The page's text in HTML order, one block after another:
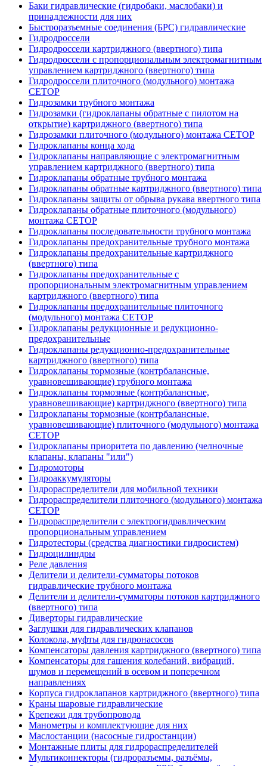
Баки гидравлические (гидробаки, маслобаки) и
принадлежности для них
Быстроразъемные соединения (БРС) гидравлические
Гидродроссели
Гидродроссели картриджного (ввертного) типа
Гидродроссели с пропорциональным электромагнитным
управлением картриджного (ввертного) типа
Гидродроссели плиточного (модульного) монтажа
CETOP
Гидрозамки трубного монтажа
Гидрозамки (гидроклапаны обратные с пилотом на
открытие) картриджного (ввертного) типа
Гидрозамки плиточного (модульного) монтажа CETOP
Гидроклапаны конца хода
Гидроклапаны направляющие с электромагнитным
управлением картриджного (ввертного) типа
Гидроклапаны обратные трубного монтажа
Гидроклапаны обратные картриджного (ввертного) типа
Гидроклапаны защиты от обрыва рукава ввертного типа
Гидроклапаны обратные плиточного (модульного)
монтажа CETOP
Гидроклапаны последовательности трубного монтажа
Гидроклапаны предохранительные трубного монтажа
Гидроклапаны предохранительные картриджного
(ввертного) типа
Гидроклапаны предохранительные с
пропорциональным электромагнитным управлением
картриджного (ввертного) типа
Гидроклапаны предохранительные плиточного
(модульного) монтажа CETOP
Гидроклапаны редукционные и редукционно-
предохранительные
Гидроклапаны редукционно-предохранительные
картриджного (ввертного) типа
Гидроклапаны тормозные (контрбалансные,
уравновешивающие) трубного монтажа
Гидроклапаны тормозные (контрбалансные,
уравновешивающие) картриджного (ввертного) типа
Гидроклапаны тормозные (контрбалансные,
уравновешивающие) плиточного (модульного) монтажа
CETOP
Гидроклапаны приоритета по давлению (челночные
клапаны, клапаны "или")
Гидромоторы
Гидроаккумуляторы
Гидрораспределители для мобильной техники
Гидрораспределители плиточного (модульного) монтажа
СЕТОР
Гидрораспределители с электрогидравлическим
пропорциональным управлением
Гидротесторы (средства диагностики гидросистем)
Гидроцилиндры
Реле давления
Делители и делители-сумматоры потоков
гидравлические трубного монтажа
Делители и делители-сумматоры потоков картриджного
(ввертного) типа
Диверторы гидравлические
Заглушки для гидравлических клапанов
Колокола, муфты для гидронасосов
Компенсаторы давления картриджного (ввертного) типа
Компенсаторы для гашения колебаний, вибраций,
шумов и перемещений в осевом и поперечном
направлениях
Корпуса гидроклапанов картриджного (ввертного) типа
Краны шаровые гидравлические
Крепежи для трубопровода
Манометры и комплектующие для них
Маслостанции (насосные гидростанции)
Монтажные плиты для гидрораспределителей
Мультиконнекторы (гидроразъемы, разъёмы,